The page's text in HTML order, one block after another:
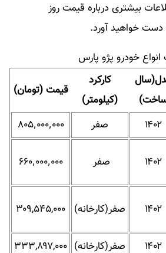
بیشتری درباره قیمت روز
دست خواهید آورد.​
خودرو پژو پارس
کارکرد
(کیلومتر)
قیمت (تومان)
۱۴۰۲ صفر
۸۰۵٬۰۰۰٬۰۰۰
۱۴۰۲ صفر ۶۶۰٬۰۰۰٬۰۰۰
۱۴۰۲ صفر(کارخانه) ۳۰۹,۵۴۵,۰۰۰
۱۴۰۲ صفر(کارخانه) ۳۳۳,۸۹۷,۰۰۰